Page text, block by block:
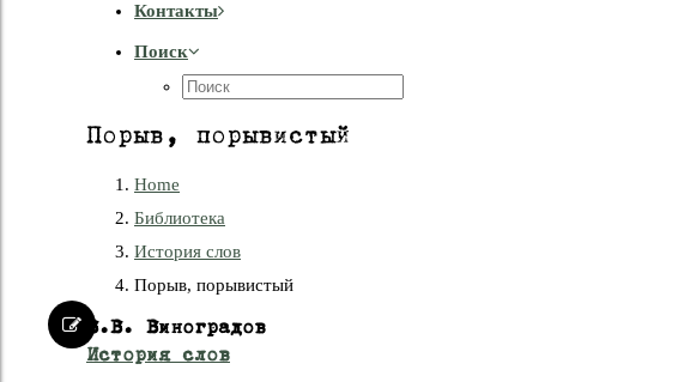
Контакты
Поиск
Порыв, порывистый
Home
Библиотека
История слов
Порыв, порывистый
В.В. Виноградов
История слов